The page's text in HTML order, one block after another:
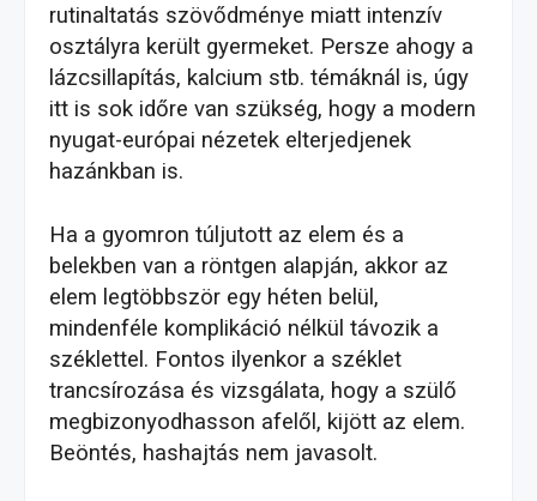
rutinaltatás szövődménye miatt intenzív
osztályra került gyermeket. Persze ahogy a
lázcsillapítás, kalcium stb. témáknál is, úgy
itt is sok időre van szükség, hogy a modern
nyugat-európai nézetek elterjedjenek
hazánkban is.
Ha a gyomron túljutott az elem és a
belekben van a röntgen alapján, akkor az
elem legtöbbször egy héten belül,
mindenféle komplikáció nélkül távozik a
széklettel. Fontos ilyenkor a széklet
trancsírozása és vizsgálata, hogy a szülő
megbizonyodhasson afelől, kijött az elem.
Beöntés, hashajtás nem javasolt.